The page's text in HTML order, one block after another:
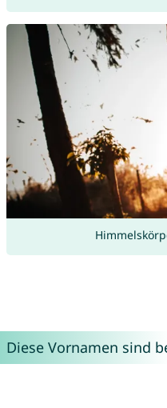
Diese Vornamen sind